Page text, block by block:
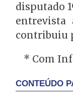
disputado
contribuiu
* Com